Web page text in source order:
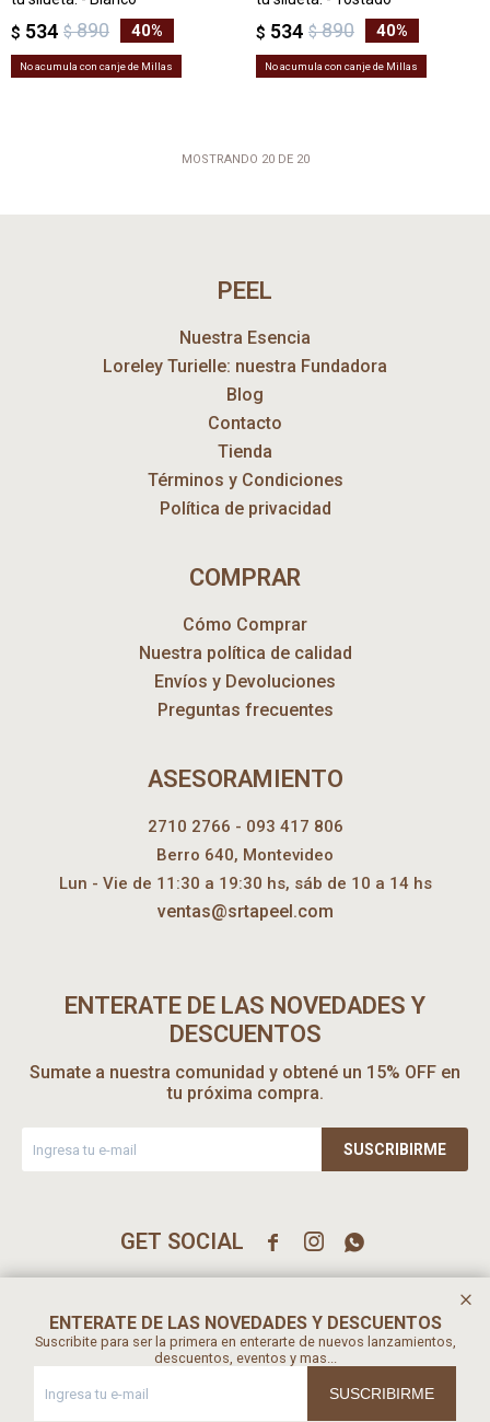
$ 534 $ 890 40
No acumula con canje de Millas
$ 534 $ 890 40
No acumula con canje de Millas
MOSTRANDO 20DE 20
PEEL
Nuestra Esencia
Loreley Turielle: nuestra Fundadora
Blog
Contacto
Tienda
Términos y Condiciones
Política de privacidad
COMPRAR
Cómo Comprar
Nuestra política de calidad
Envíos y Devoluciones
Preguntas frecuentes
ASESORAMIENTO
2710 2766 - 093 417 806
Berro 640, Montevideo
Lun - Vie de 11:30 a 19:30 hs, sáb de 10 a 14 hs
ventas@srtapeel.com
ENTERATE DE LAS NOVEDADES Y
DESCUENTOS
Sumate a nuestra comunidad y obtené un 15% OFF en
tu próxima compra.
SUSCRIBIRME
  
© Copyright 2026 / Srta Peel Ltda / Rut 216390860017
ENTERATE DE LAS NOVEDADES Y DESCUENTOS
Suscribite para ser la primera en enterarte de nuevos lanzamientos,
descuentos, eventos y mas...
SUSCRIBIRME